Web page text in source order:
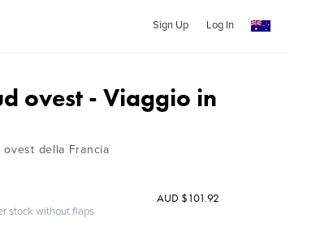
Sign Up Log In
ovest - Viaggio in
della Francia
stock without flaps
AUD $101.92